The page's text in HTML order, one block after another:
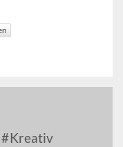
Kreativ